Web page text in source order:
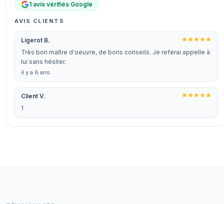
1 avis vérifiés Google
AVIS CLIENTS
Ligerot B.
Très bon maître d'oeuvre, de bons conseils. Je referai appelle à
lui sans hésiter.
il y a 6 ans
Client V.
1